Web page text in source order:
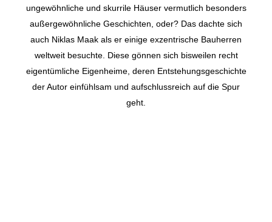
ungewöhnliche und skurrile Häuser vermutlich besonders
außergewöhnliche Geschichten, oder? Das dachte sich
auch Niklas Maak als er einige exzentrische Bauherren
weltweit besuchte. Diese gönnen sich bisweilen recht
eigentümliche Eigenheime, deren Entstehungsgeschichte
der Autor einfühlsam und aufschlussreich auf die Spur
geht.